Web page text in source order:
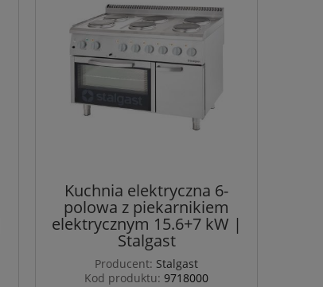
Kuchnia elektryczna 6-
polowa z piekarnikiem
elektrycznym 15.6+7 kW |
Stalgast
Producent: Stalgast
Kod produktu: 9718000